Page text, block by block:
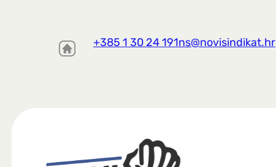
+385 1 30 24 191ns@novisindikat.hr